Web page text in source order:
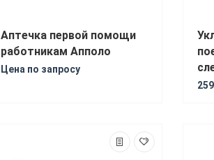
Аптечка первой помощи
работникам Апполо
Цена по запросу